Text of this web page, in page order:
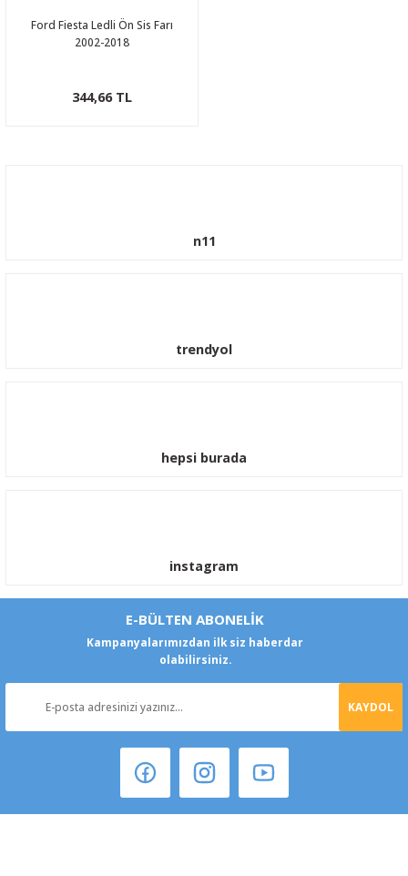
Ford Fiesta Ledli Ön Sis Farı
2002-2018
344,66 TL
n11
trendyol
hepsi burada
instagram
E-BÜLTEN ABONELİK
Kampanyalarımızdan ilk siz haberdar
olabilirsiniz.
KAYDOL